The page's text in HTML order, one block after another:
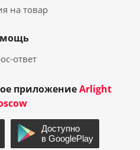
на товар
ответ
приложениеArlight